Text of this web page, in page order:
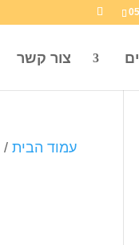
צור קשר
עמוד הבית/